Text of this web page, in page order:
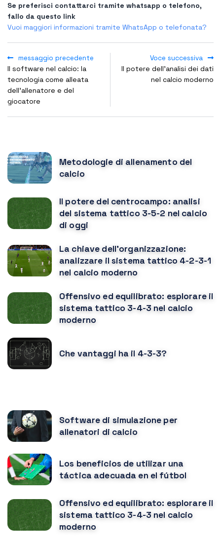
Se preferisci contattarci tramite whatsapp o telefono,
fallo da questo link
Vuoi maggiori informazioni tramite WhatsApp o telefonata?
messaggio precedente
Il software nel calcio: la
tecnologia come alleata
dell'allenatore e del
giocatore
Voce successiva
Il potere dell’analisi dei dati
nel calcio moderno
Metodologie di allenamento del
calcio
Il potere del centrocampo: analisi
del sistema tattico 3-5-2 nel calcio
di oggi
La chiave dell'organizzazione:
analizzare il sistema tattico 4-2-3-1
nel calcio moderno
Offensivo ed equilibrato: esplorare il
sistema tattico 3-4-3 nel calcio
moderno
Che vantaggi ha il 4-3-3?
Software di simulazione per
allenatori di calcio
Los beneficios de utilizar una
táctica adecuada en el fútbol
Offensivo ed equilibrato: esplorare il
sistema tattico 3-4-3 nel calcio
moderno